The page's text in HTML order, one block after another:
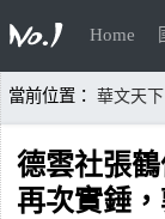
Home
當前位置： 華文天下
德雲社張
再次實錘